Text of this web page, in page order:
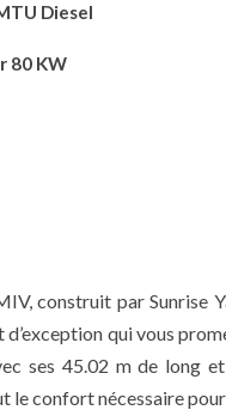
Diesel
80 KW
construit par Sunrise
qui vous
ses 45.02 m de long
confort nécessaire pour